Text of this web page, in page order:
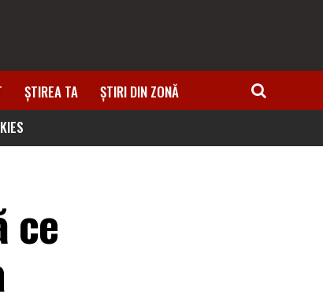
ȘTIREA TA
ȘTIRI DIN ZONĂ
ce